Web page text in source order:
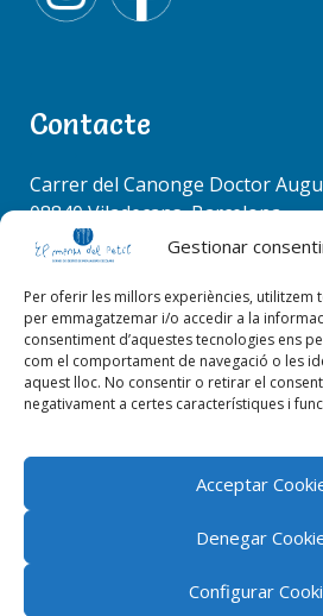
Gestionar
Per oferir les millors experiències, utilitzem
per emmagatzemar i/o accedir a la
consentiment d’aquestes tecnologies ens
com el comportament de navegació o les
aquest lloc. No consentir o retirar el
negativament a certes característiques i
Acceptar
Denegar
Configurar
Com inscriure's per primera
Què passa si no recordo el
d'usuari?
Com puc recuperar la meva
oblidada?
Amb qui he de contactar si
problemes amb el meu accès?
Contacte
Carrer del Canonge Doctor
08840 Viladecans, Barcelona
Tel. 936 37 78 50
info@elmenudelpetit.es
El menú del petit 2026 © Tots